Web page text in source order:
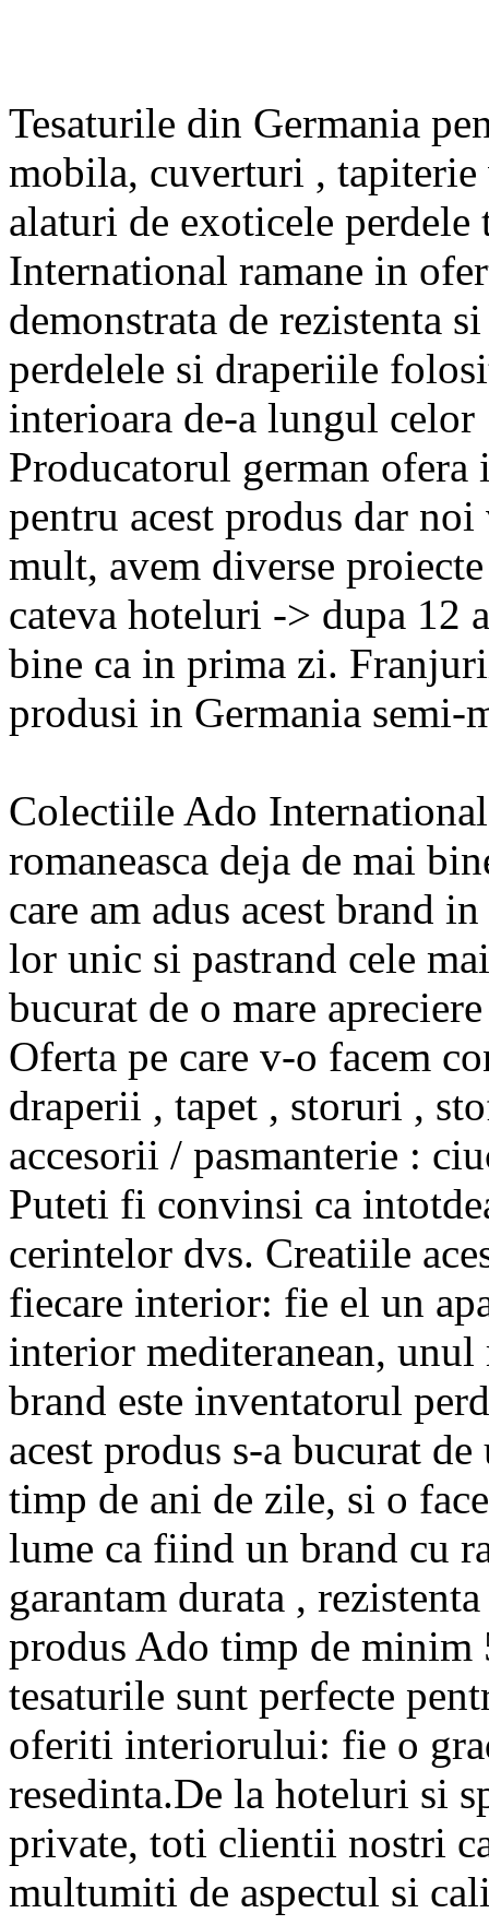
Tesaturile din Germania
mobila, cuverturi , tapiterie
alaturi de exoticele
International ramane in
demonstrata de rezistenta
perdelele si draperiile
interioara de-a lungul
Producatorul german
pentru acest produs dar
mult, avem diverse
cateva hoteluri -> dupa 12
bine ca in prima zi.
produsi in Germania semi-
Colectiile Ado
romaneasca deja de mai
care am adus acest brand
lor unic si pastrand cele
bucurat de o mare
Oferta pe care v-o facem
draperii , tapet , storuri ,
accesorii / pasmanterie :
Puteti fi convinsi ca
cerintelor dvs. Creatiile
fiecare interior: fie el un
interior mediteranean, unul
brand este inventatorul
acest produs s-a bucurat
timp de ani de zile, si o
lume ca fiind un brand cu
garantam durata ,
produs Ado timp de
tesaturile sunt perfecte
oferiti interiorului: fie o
resedinta.De la hoteluri si
private, toti clientii nostri
multumiti de aspectul si